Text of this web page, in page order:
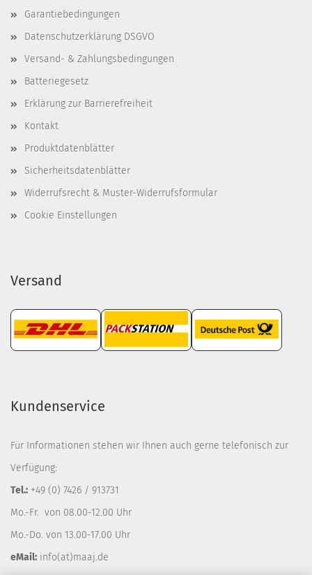
Garantiebedingungen
Datenschutzerklärung DSGVO
Versand- & Zahlungsbedingungen
Batteriegesetz
Erklärung zur Barrierefreiheit
Kontakt
Produktdatenblätter
Sicherheitsdatenblätter
Widerrufsrecht & Muster-Widerrufsformular
Cookie Einstellungen
Versand
Kundenservice
Für Informationen stehen wir Ihnen auch gerne telefonisch zur
Verfügung:
Tel.: +49 (0) 7426 / 913731
Mo.-Fr. von 08.00-12.00 Uhr
Mo.-Do. von 13.00-17.00 Uhr
eMail: info(at)maaj.de